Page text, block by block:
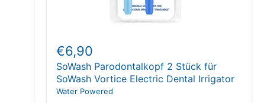
€6,90
SoWash Parodontalkopf 2 Stück für
SoWash Vortice Electric Dental Irrigator
Water Powered